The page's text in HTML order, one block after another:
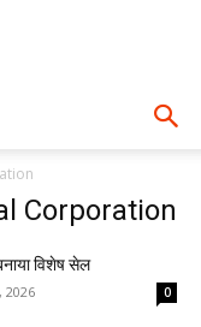
Corporation
विशेष सेल
2026 0